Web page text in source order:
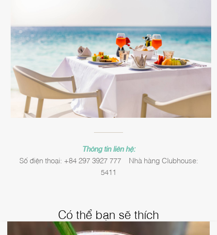
Thông tin liên hệ:
Số điện thoại: +84 297 3927 777 – Nhà hàng Clubhouse:
5411
Có thể bạn sẽ thích